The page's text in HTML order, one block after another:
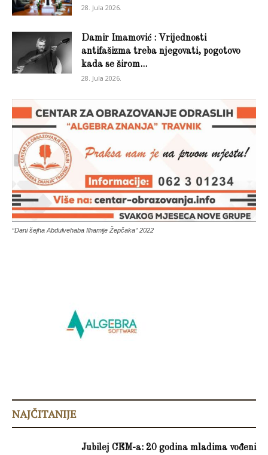
28. Jula 2026.
Damir Imamović : Vrijednosti
antifašizma treba njegovati, pogotovo
kada se širom...
28. Jula 2026.
“Dani šejha Abdulvehaba Ilhamije Žepčaka” 2022
NAJČITANIJE
Jubilej CEM-a: 20 godina mladima vođeni